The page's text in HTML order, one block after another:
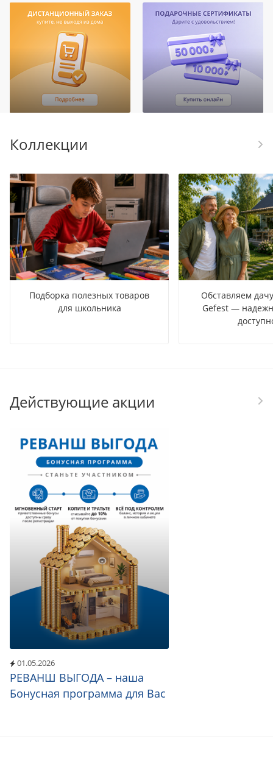
Коллекции
Подборка полезных товаров
для школьника
Обставляем
Gefest —
Действующие акции
01.05.2026
РЕВАНШ ВЫГОДА – наша
Бонусная программа для Вас